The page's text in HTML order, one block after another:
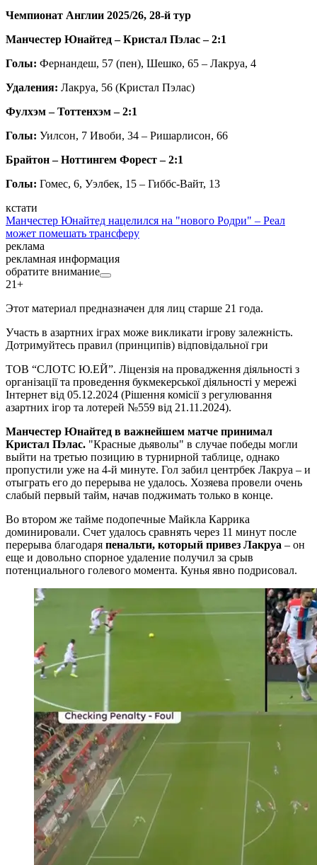
Чемпионат Англии 2025/26, 28-й тур
Манчестер Юнайтед – Кристал Пэлас – 2:1
Голы: Фернандеш, 57 (пен), Шешко, 65 – Лакруа, 4
Удаления: Лакруа, 56 (Кристал Пэлас)
Фулхэм – Тоттенхэм – 2:1
Голы: Уилсон, 7 Ивоби, 34 – Ришарлисон, 66
Брайтон – Ноттингем Форест – 2:1
Голы: Гомес, 6, Уэлбек, 15 – Гиббс-Вайт, 13
кстати
Манчестер Юнайтед нацелился на "нового Родри" – Реал
может помешать трансферу
реклама
рекламная информация
обратите внимание
21+
Этот материал предназначен для лиц старше 21 года.
Участь в азартних іграх може викликати ігрову залежність.
Дотримуйтесь правил (принципів) відповідальної гри
ТОВ “СЛОТС Ю.ЕЙ”. Ліцензія на провадження діяльності з
організації та проведення букмекерської діяльності у мережі
Інтернет від 05.12.2024 (Рішення комісії з регулювання
азартних ігор та лотерей №559 від 21.11.2024).
Манчестер Юнайтед в важнейшем матче принимал
Кристал Пэлас. "Красные дьяволы" в случае победы могли
выйти на третью позицию в турнирной таблице, однако
пропустили уже на 4-й минуте. Гол забил центрбек Лакруа – и
отыграть его до перерыва не удалось. Хозяева провели очень
слабый первый тайм, начав поджимать только в конце.
Во втором же тайме подопечные Майкла Каррика
доминировали. Счет удалось сравнять через 11 минут после
перерыва благодаря пенальти, который привез Лакруа – он
еще и довольно спорное удаление получил за срыв
потенциального голевого момента. Кунья явно подрисовал.